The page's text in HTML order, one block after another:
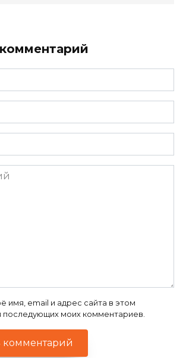
имя, email и адрес сайта в этом
последующих моих комментариев.